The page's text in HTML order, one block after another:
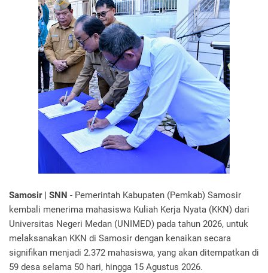
Samosir | SNN - Pemerintah Kabupaten (Pemkab) Samosir
kembali menerima mahasiswa Kuliah Kerja Nyata (KKN) dari
Universitas Negeri Medan (UNIMED) pada tahun 2026, untuk
melaksanakan KKN di Samosir dengan kenaikan secara
signifikan menjadi 2.372 mahasiswa, yang akan ditempatkan di
59 desa selama 50 hari, hingga 15 Agustus 2026.